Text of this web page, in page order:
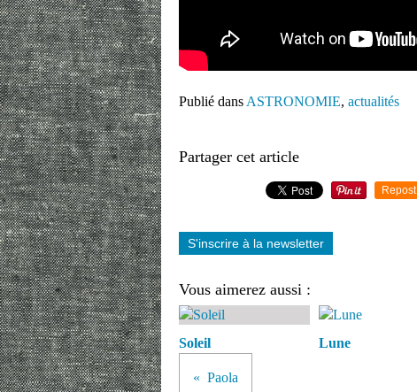
Publié dans ASTRONOMIE, actualités
Partager cet article
Repost
S'inscrire à la newsletter
Vous aimerez aussi :
Soleil Lune
Paola